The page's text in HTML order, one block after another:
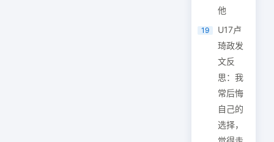
他
19
U17卢
琦政发
文反
思：我
常后悔
自己的
选择，